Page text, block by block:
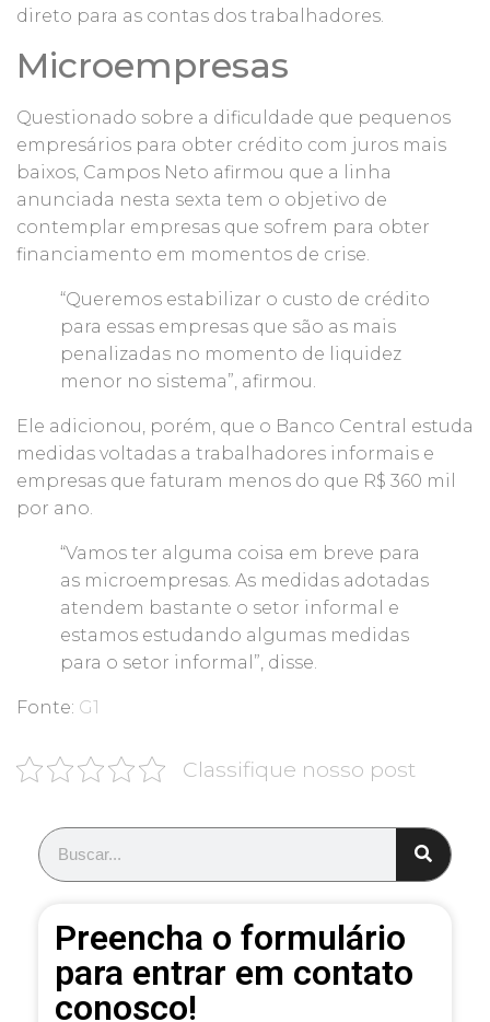
direto para as contas dos trabalhadores.
Microempresas
Questionado sobre a dificuldade que pequenos
empresários para obter crédito com juros mais
baixos, Campos Neto afirmou que a linha
anunciada nesta sexta tem o objetivo de
contemplar empresas que sofrem para obter
financiamento em momentos de crise.
“Queremos estabilizar o custo de crédito
para essas empresas que são as mais
penalizadas no momento de liquidez
menor no sistema”, afirmou.
Ele adicionou, porém, que o Banco Central estuda
medidas voltadas a trabalhadores informais e
empresas que faturam menos do que R$ 360 mil
por ano.
“Vamos ter alguma coisa em breve para
as microempresas. As medidas adotadas
atendem bastante o setor informal e
estamos estudando algumas medidas
para o setor informal”, disse.
Fonte: G1
Classifique nosso post
Preencha o formulário
para entrar em contato
conosco!